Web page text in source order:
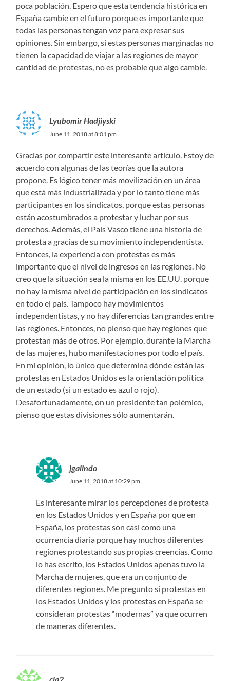
poca población. Espero que esta tendencia histórica en
España cambie en el futuro porque es importante que
todas las personas tengan voz para expresar sus
opiniones. Sin embargo, si estas personas marginadas no
tienen la capacidad de viajar a las regiones de mayor
cantidad de protestas, no es probable que algo cambie.
Lyubomir Hadjiyski
June 11, 2018 at 8:01 pm
Gracias por compartir este interesante artículo. Estoy de
acuerdo con algunas de las teorías que la autora
propone. Es lógico tener más movilización en un área
que está más industrializada y por lo tanto tiene más
participantes en los sindicatos, porque estas personas
están acostumbrados a protestar y luchar por sus
derechos. Además, el País Vasco tiene una historia de
protesta a gracias de su movimiento independentista.
Entonces, la experiencia con protestas es más
importante que el nivel de ingresos en las regiones. No
creo que la situación sea la misma en los EE.UU. porque
no hay la misma nivel de participación en los sindicatos
en todo el país. Tampoco hay movimientos
independentistas, y no hay diferencias tan grandes entre
las regiones. Entonces, no pienso que hay regiones que
protestan más de otros. Por ejemplo, durante la Marcha
de las mujeres, hubo manifestaciones por todo el país.
En mi opinión, lo único que determina dónde están las
protestas en Estados Unidos es la orientación política
de un estado (si un estado es azul o rojo).
Desafortunadamente, on un presidente tan polémico,
pienso que estas divisiones sólo aumentarán.
jgalindo
June 11, 2018 at 10:29 pm
Es interesante mirar los percepciones de protesta
en los Estados Unidos y en España por que en
España, los protestas son casi como una
ocurrencia diaria porque hay muchos diferentes
regiones protestando sus propias creencias. Como
lo has escrito, los Estados Unidos apenas tuvo la
Marcha de mujeres, que era un conjunto de
diferentes regiones. Me pregunto si protestas en
los Estados Unidos y los protestas en España se
consideran protestas “modernas” ya que ocurren
de maneras diferentes.